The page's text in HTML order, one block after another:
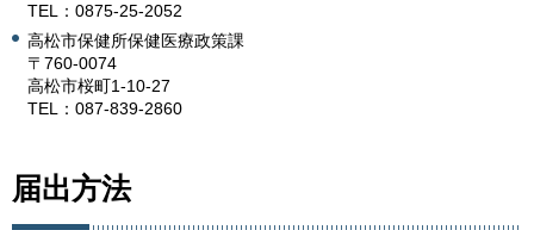
TEL：0875-25-2052
高松市保健所保健医療政策課
〒760-0074
高松市桜町1-10-27
TEL：087-839-2860
届出方法